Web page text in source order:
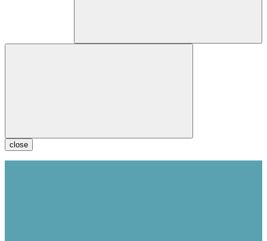
close